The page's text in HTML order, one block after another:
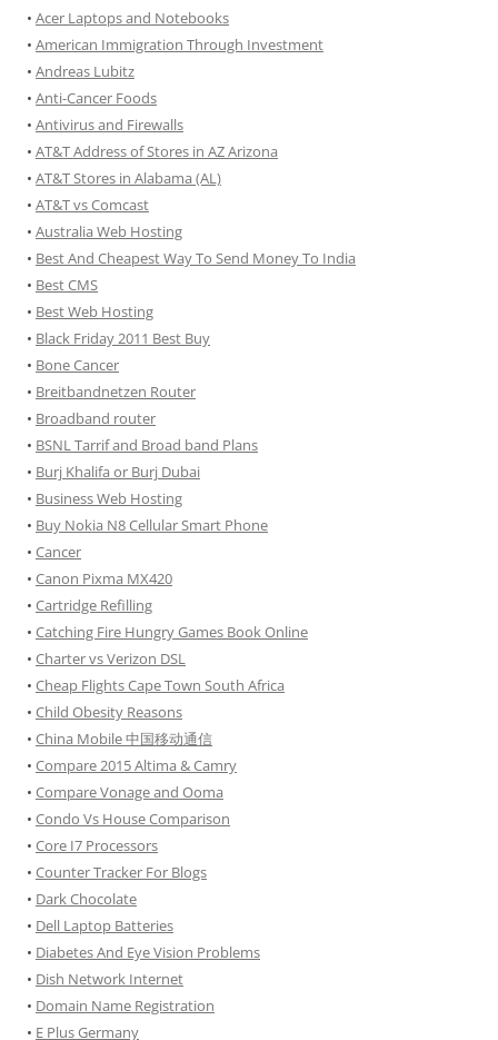
• Acer Laptops and Notebooks
• American Immigration Through Investment
• Andreas Lubitz
• Anti-Cancer Foods
• Antivirus and Firewalls
• AT&T Address of Stores in AZ Arizona
• AT&T Stores in Alabama (AL)
• AT&T vs Comcast
• Australia Web Hosting
• Best And Cheapest Way To Send Money To India
• Best CMS
• Best Web Hosting
• Black Friday 2011 Best Buy
• Bone Cancer
• Breitbandnetzen Router
• Broadband router
• BSNL Tarrif and Broad band Plans
• Burj Khalifa or Burj Dubai
• Business Web Hosting
• Buy Nokia N8 Cellular Smart Phone
• Cancer
• Canon Pixma MX420
• Cartridge Refilling
• Catching Fire Hungry Games Book Online
• Charter vs Verizon DSL
• Cheap Flights Cape Town South Africa
• Child Obesity Reasons
• China Mobile 中国移动通信
• Compare 2015 Altima & Camry
• Compare Vonage and Ooma
• Condo Vs House Comparison
• Core I7 Processors
• Counter Tracker For Blogs
• Dark Chocolate
• Dell Laptop Batteries
• Diabetes And Eye Vision Problems
• Dish Network Internet
• Domain Name Registration
• E Plus Germany